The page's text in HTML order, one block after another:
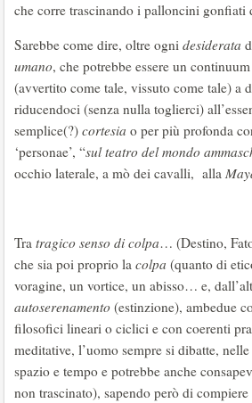
che corre trascinando i palloncini
Sarebbe come dire, oltre ogni desiderata
umano, che potrebbe essere un
(avvertito come tale, vissuto come tale) a
riducendoci (senza nulla toglierci)
semplice(?) cortesia o per più profonda
‘personae’, “sul teatro del mondo
occhio laterale, a mò dei cavalli, alla
Tra tragico senso di colpa… (Destino,
che sia poi proprio la colpa (quanto di
voragine, un vortice, un abisso… e,
autoserenamento (estinzione), ambedue
filosofici lineari o ciclici e con coerenti
meditative, l’uomo sempre si dibatte,
spazio e tempo e potrebbe anche
non trascinato), sapendo però di